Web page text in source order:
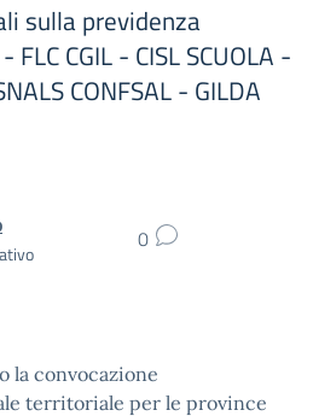
sulla previdenza
CGIL - CISL SCUOLA -
CONFSAL - GILDA
0
la convocazione
territoriale per le province